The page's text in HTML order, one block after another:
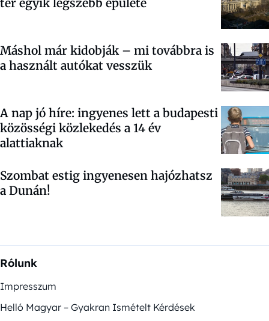
Máshol már kidobják – mi továbbra is
a használt autókat vesszük
A nap jó híre: ingyenes lett a budapesti
közösségi közlekedés a 14 év
alattiaknak
Szombat estig ingyenesen hajózhatsz
a Dunán!
Rólunk
Impresszum
Helló Magyar – Gyakran Ismételt Kérdések